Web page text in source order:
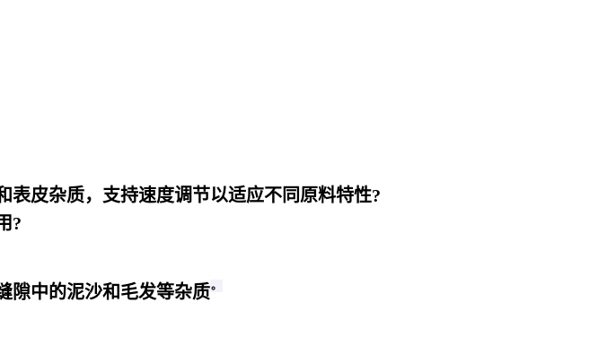
皮杂质，支持速度调节以适应不同原料特性?
?
隙中的泥沙和毛发等杂质。